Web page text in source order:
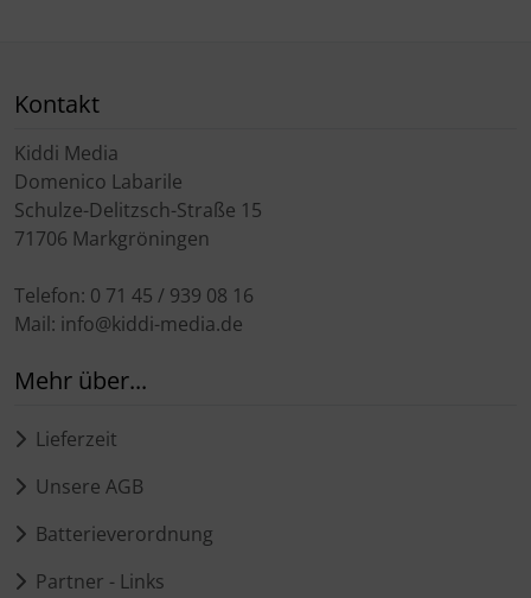
Kontakt
Kiddi Media
Domenico Labarile
Schulze-Delitzsch-Straße 15
71706 Markgröningen
Telefon: 0 71 45 / 939 08 16
Mail: info@kiddi-media.de
Mehr über...
Lieferzeit
Unsere AGB
Batterieverordnung
Partner - Links